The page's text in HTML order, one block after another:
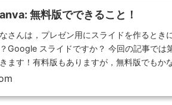
無料版でできること！
さんは，プレゼン用にスライドを作るとき
Google スライドですか？ 今回の記事では
ます！有料版もありますが，無料版でもか